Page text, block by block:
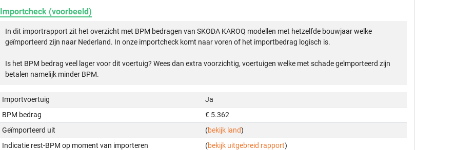
Importcheck (voorbeeld)
In dit importrapport zit het overzicht met BPM bedragen van SKODA KAROQ modellen met hetzelfde bouwjaar welke
geïmporteerd zijn naar Nederland. In onze importcheck komt naar voren of het importbedrag logisch is.
Is het BPM bedrag veel lager voor dit voertuig? Wees dan extra voorzichtig, voertuigen welke met schade geïmporteerd zijn
betalen namelijk minder BPM.
Importvoertuig
Ja
BPM bedrag
€ 5.362
Geïmporteerd uit
(bekijk land)
Indicatie rest-BPM op moment van importeren
(bekijk uitgebreid rapport)